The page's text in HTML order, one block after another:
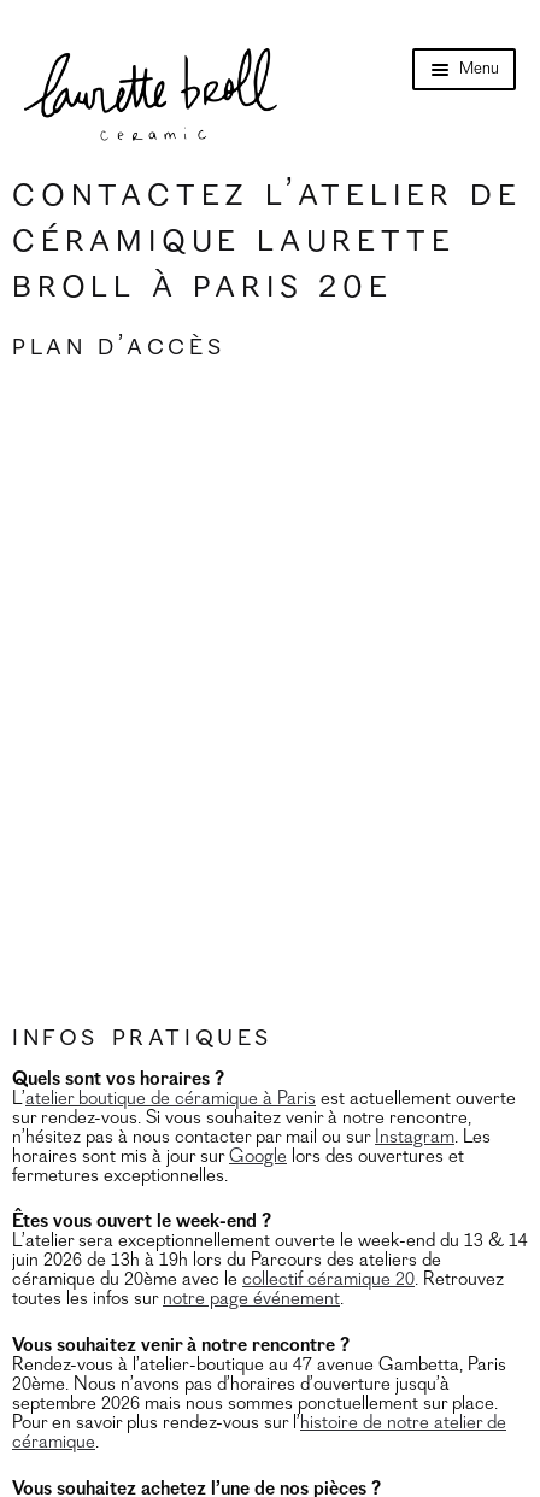
navigation
contenu
Menu
Boutique en ligne
le
Cours
Collection
Contactez l’atelier de
céramique Laurette
Broll à Paris 20e
Plan d’accès
Infos pratiques
Quels sont vos horaires ?
L’atelier boutique de céramique à Paris est actuellement ouverte
sur rendez-vous. Si vous souhaitez venir à notre rencontre,
n’hésitez pas à nous contacter par mail ou sur Instagram. Les
horaires sont mis à jour surGoogle lors des ouvertures et
fermetures exceptionnelles.
Êtes vous ouvert le week-end ?
L’atelier sera exceptionnellement ouverte le week-end du 13 & 14
juin 2026 de 13h à 19h lors du Parcours des ateliers de
céramique du 20ème avec le collectif céramique 20. Retrouvez
toutes les infos sur notre page événement.
Vous souhaitez venir à notre rencontre ?
Rendez-vous à l’atelier-boutique au 47 avenue Gambetta, Paris
20ème. Nous n’avons pas d’horaires d’ouverture jusqu’à
septembre 2026 mais nous sommes ponctuellement sur place.
Pour en savoir plus rendez-vous sur l’histoire de notre atelier de
céramique.
Vous souhaitez achetez l’une de nos pièces ?